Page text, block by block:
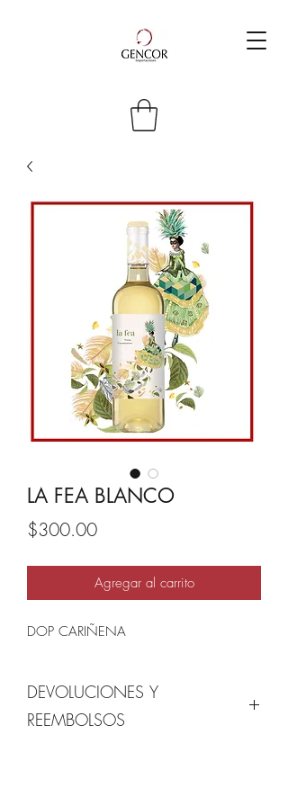
LA FEA BLANCO
$300.00Precio
Agregar al carrito
DOP CARIÑENA
DEVOLUCIONES Y
REEMBOLSOS